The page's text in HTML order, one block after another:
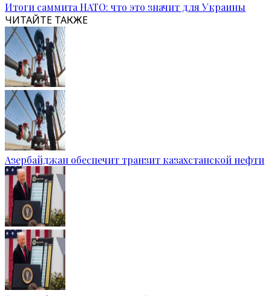
Итоги саммита НАТО: что это значит для Украины
ЧИТАЙТЕ ТАКЖЕ
Азербайджан обеспечит транзит казахстанской нефти